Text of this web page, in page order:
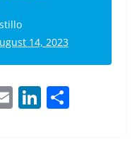
14, 2023
E Li